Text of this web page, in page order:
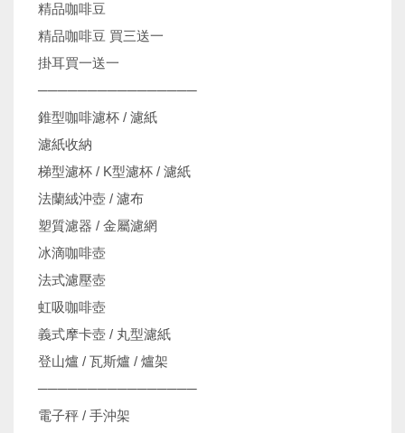
精品咖啡豆
精品咖啡豆 買三送一
掛耳買一送一
────────────────
錐型咖啡濾杯 / 濾紙
濾紙收納
梯型濾杯 / K型濾杯 / 濾紙
法蘭絨沖壺 / 濾布
塑質濾器 / 金屬濾網
冰滴咖啡壺
法式濾壓壺
虹吸咖啡壺
義式摩卡壺 / 丸型濾紙
登山爐 / 瓦斯爐 / 爐架
────────────────
電子秤 / 手沖架